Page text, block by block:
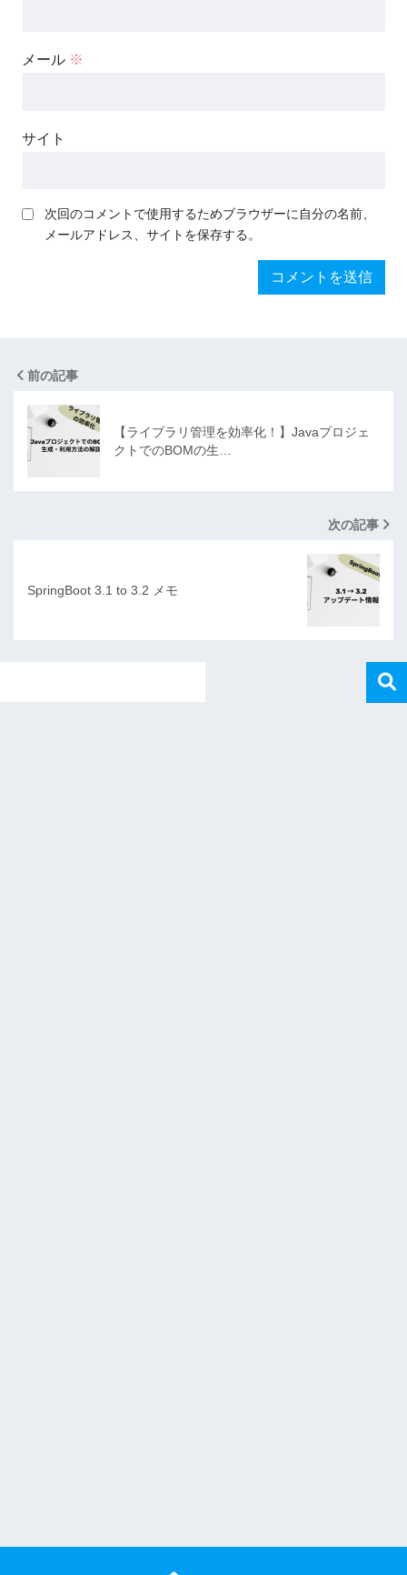
メール ※
サイト
次回のコメントで使用するためブラウザーに自分の名前、
メールアドレス、サイトを保存する。
前の記事
【ライブラリ管理を効率化！】Javaプロジェ
クトでのBOMの生…
次の記事
SpringBoot 3.1 to 3.2 メモ